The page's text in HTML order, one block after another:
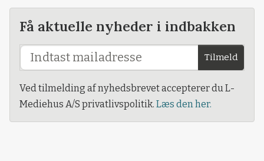
Få aktuelle nyheder i indbakken
Tilmeld
Ved tilmelding af nyhedsbrevet accepterer du L-
Mediehus A/S privatlivspolitik. Læs den her.